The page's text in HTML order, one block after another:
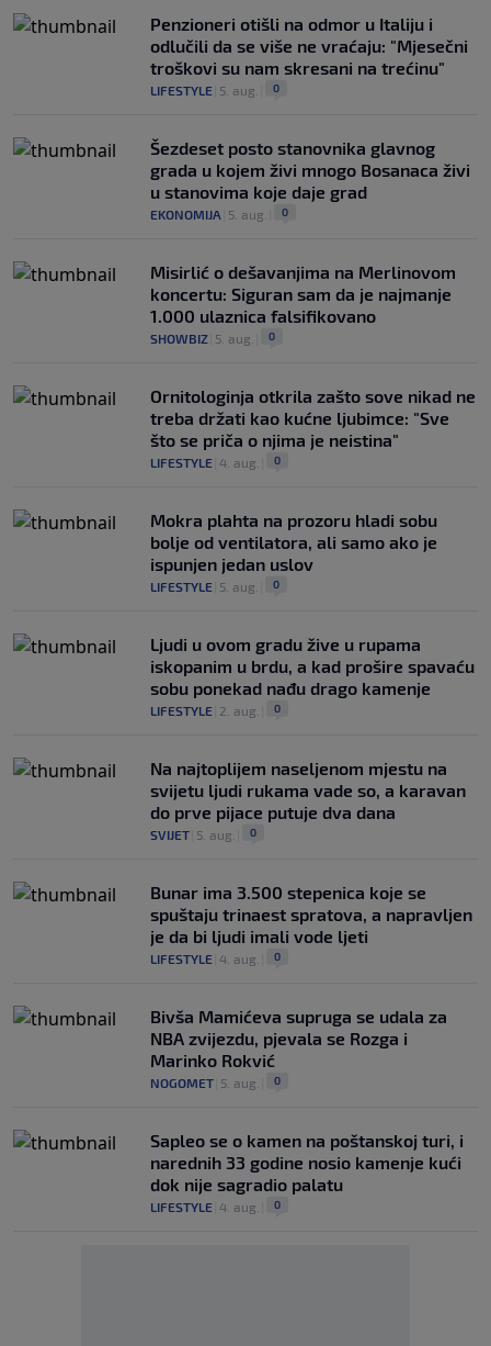
Penzioneri otišli na odmor u Italiju i
odlučili da se više ne vraćaju: "Mjesečni
troškovi su nam skresani na trećinu"
LIFESTYLE 5. aug. 0
Šezdeset posto stanovnika glavnog
grada u kojem živi mnogo Bosanaca živi
u stanovima koje daje grad
EKONOMIJA 5. aug. 0
Misirlić o dešavanjima na Merlinovom
koncertu: Siguran sam da je najmanje
1.000 ulaznica falsifikovano
SHOWBIZ 5. aug. 0
Ornitologinja otkrila zašto sove nikad ne
treba držati kao kućne ljubimce: "Sve
što se priča o njima je neistina"
LIFESTYLE 4. aug. 0
Mokra plahta na prozoru hladi sobu
bolje od ventilatora, ali samo ako je
ispunjen jedan uslov
LIFESTYLE 5. aug. 0
Ljudi u ovom gradu žive u rupama
iskopanim u brdu, a kad prošire spavaću
sobu ponekad nađu drago kamenje
LIFESTYLE 2. aug. 0
Na najtoplijem naseljenom mjestu na
svijetu ljudi rukama vade so, a karavan
do prve pijace putuje dva dana
SVIJET 5. aug. 0
Bunar imа 3.500 stepenica koje se
spuštaju trinaest spratova, a napravljen
je da bi ljudi imali vode ljeti
LIFESTYLE 4. aug. 0
Bivša Mamićeva supruga se udala za
NBA zvijezdu, pjevala se Rozga i
Marinko Rokvić
NOGOMET 5. aug. 0
Saplео se o kamen na poštanskoj turi, i
narednih 33 godine nosio kamenje kući
dok nije sagradio palatu
LIFESTYLE 4. aug. 0